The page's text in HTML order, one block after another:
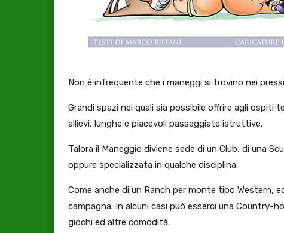
Non è infrequente che i maneggi si trovino nei
Grandi spazi nei quali sia possibile offrire agli ospiti
allievi, lunghe e piacevoli passeggiate istruttive.
Talora il Maneggio diviene sede di un Club, di una
oppure specializzata in qualche disciplina.
Come anche di un Ranch per monte tipo Western,
campagna. In alcuni casi può esserci una Country-
giochi ed altre comodità.